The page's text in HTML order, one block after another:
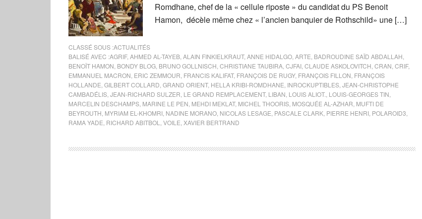
Romdhane, chef de la « cellule riposte » du candidat du PS Benoit
Hamon, décèle même chez « l’ancien banquier de Rothschild» une […]
CLASSÉ SOUS :ACTUALITÉS
BALISÉ AVEC :AGRIF, AHMED AL-TAYEB ALAIN FINKIELKRAUT, ANNE HIDALGO ARTE BADROUDINE SAÏD ABDALLAH
BENOÎT HAMON BONDY BLOG BRUNO GOLLNISCH CHRISTIANE TAUBIRA CJFAI CLAUDE ASKOLOVITCH CRAN CRIF,
EMMANUEL MACRON ERIC ZEMMOUR FRANCIS KALIFAT, FRANÇOIS DE RUGY, FRANÇOIS FILLON FRANÇOIS
HOLLANDE GILBERT COLLARD GRAND ORIENT, HELLA KRIBI-ROMDHANE INROCKUPTIBLES JEAN-CHRISTOPHE
CAMBADÉLIS JEAN-RICHARD SULZER LE GRAND REMPLACEMENT, LIBAN LOUIS ALIOT. LOUIS-GEORGES TIN
MARCELIN DESCHAMPS MARINE LE PEN MEHDI MEKLAT, MICHEL THOORIS MOSQUÉE AL-AZHAR MUFTI DE
BEYROUTH MYRIAM EL-KHOMRI NADINE MORANO NICOLAS LESAGE PASCALE CLARK PIERRE HENRI POLAROID3
RAMA YADE RICHARD ABITBOL VOILE XAVIER BERTRAND